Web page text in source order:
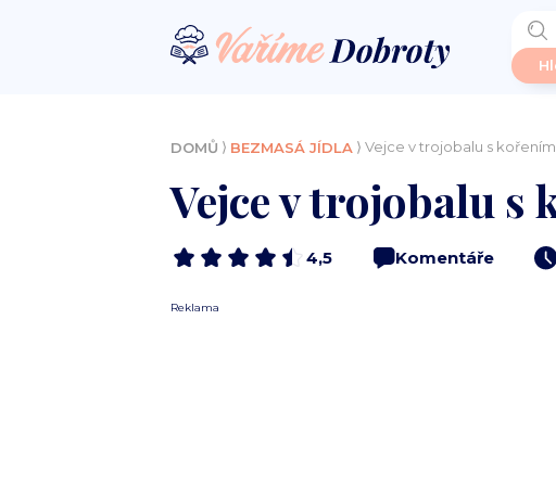
DOMŮ ⟩ BEZMASÁ JÍDLA ⟩ Vejce v trojobalu s
Vejce v trojobalu s
4,5 Komentáře
Reklama